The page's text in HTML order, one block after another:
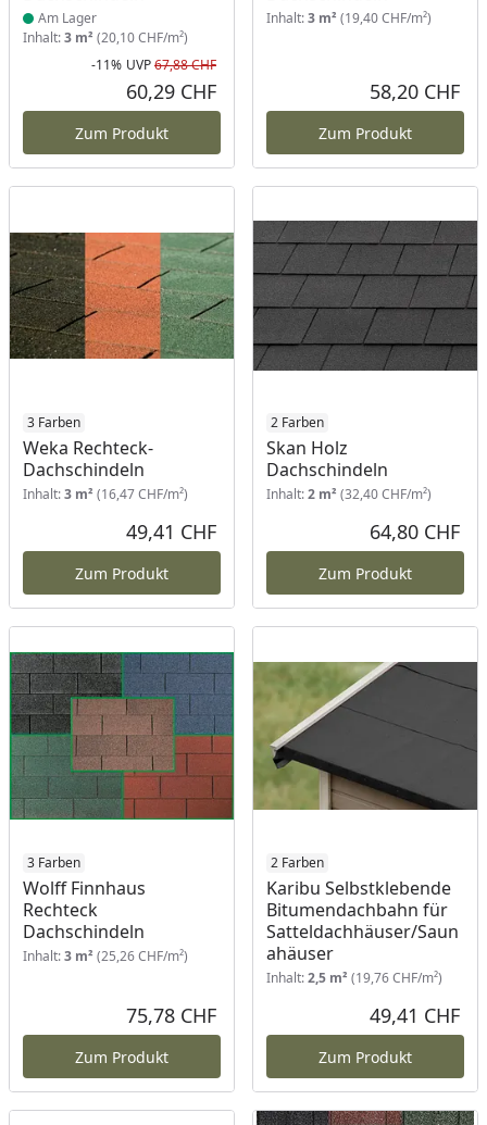
Am Lager
Inhalt:3 m² (20,10 CHF/m²)
Rabatt in Prozent
-11%
Ursprünglicher Preis
UVP67,88 CHF
60,29 CHF
Zum Produkt
Inhalt:3 m² (19,40 CHF/m²)
58,20 CHF
Zum Produkt
3 Farben
Weka Rechteck-
Dachschindeln
Inhalt:3 m² (16,47 CHF/m²)
49,41 CHF
Zum Produkt
2 Farben
Skan Holz
Dachschindeln
Inhalt:2 m² (32,40 CHF/m²)
64,80 CHF
Zum Produkt
3 Farben
Wolff Finnhaus
Rechteck
Dachschindeln
Inhalt:3 m² (25,26 CHF/m²)
75,78 CHF
Zum Produkt
2 Farben
Karibu Selbstklebende
Bitumendachbahn für
Satteldachhäuser/Saun
ahäuser
Inhalt:2,5 m² (19,76 CHF/m²)
49,41 CHF
Zum Produkt